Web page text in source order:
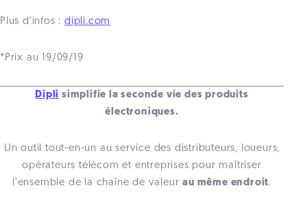
Plus d’infos :dipli.com
*Prix au 19/09/19
Dipli simplifie la seconde vie des produits
électroniques.
Un outil tout-en-un au service des distributeurs, loueurs,
opérateurs télécom et entreprises pour maîtriser
l’ensemble de la chaîne de valeur au même endroit.